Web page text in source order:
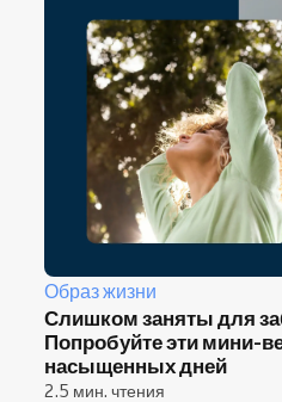
Образ жизни
Слишком заняты для
Попробуйте эти мини-
насыщенных дней
2.5 мин. чтения